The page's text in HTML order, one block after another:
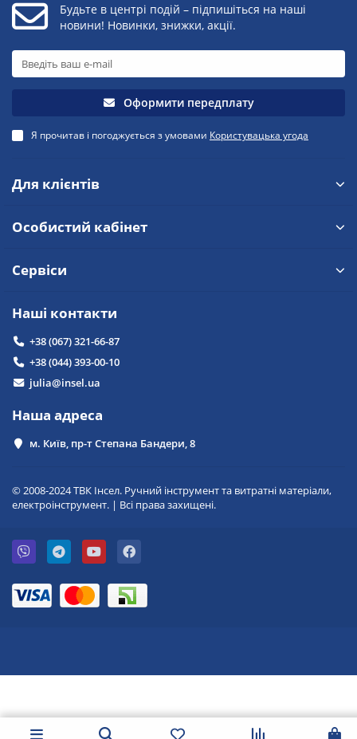
Будьте в центрі подій – підпишіться на наші
новини! Новинки, знижки, акції.
Оформити передплату
Я прочитав і погоджується з умовами Користувацька угода
Для клієнтів
Особистий кабінет
Сервіси
Наші контакти
+38 (067) 321-66-87
+38 (044) 393-00-10
julia@insel.ua
Наша адреса
м. Київ, пр-т Степана Бандери, 8
© 2008-2024 ТВК Інсел. Ручний інструмент та витратні матеріали,
електроінструмент. | Всі права захищені.